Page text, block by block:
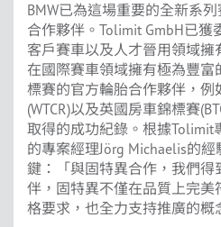
BMW已為這場重要的全新系
合作夥伴。Tolimit GmbH已獲
客戶賽車以及人才晉用領域擁
在國際賽車領域擁有極為豐富
標賽的官方輪胎合作夥伴，例
(WTCR)以及英國房車錦標賽
取得的成功紀錄。根據Tolimit
的專案經理Jörg Michaelis的
鍵：「與固特異合作，我們得
伴，固特異不僅在品質上完美
格要求，也全力支持推廣的概